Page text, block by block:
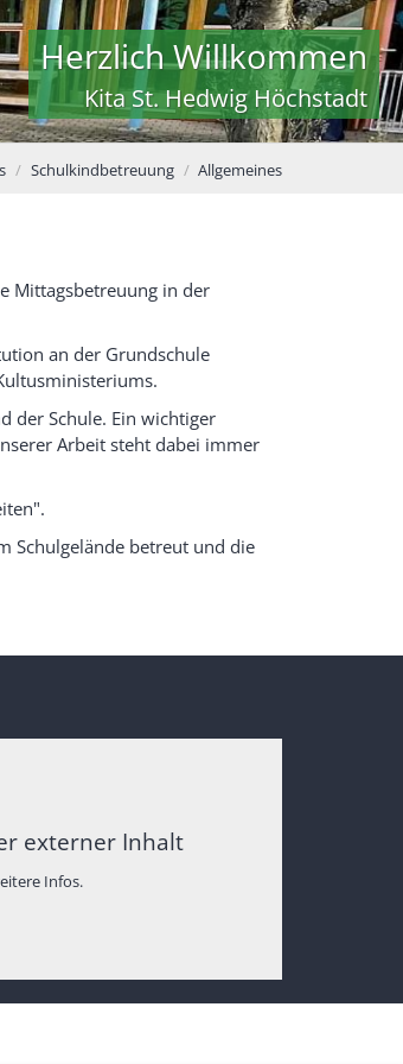
Herzlich Willkommen
Kita St. Hedwig Höchstadt
Schulkindbetreuung Allgemeines
Mittagsbetreuung in der
an der Grundschule
der Schule. Ein wichtiger
Arbeit steht dabei immer
Schulgelände betreut und die
externer Inhalt
Infos.